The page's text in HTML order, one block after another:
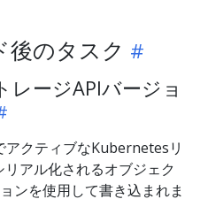
後のタスク
レージAPIバージョ
アクティブなKubernetesリ
アル化されるオブジェク
ンを使用して書き込まれま